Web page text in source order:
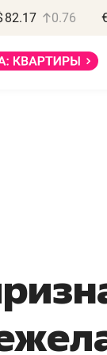
82.17 0.76
может
минимум